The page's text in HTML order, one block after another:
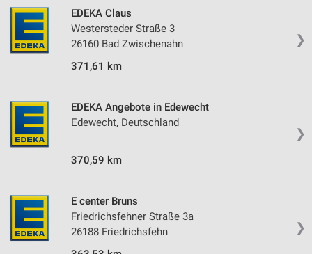
❯
EDEKA Claus
Westersteder Straße 3
26160 Bad Zwischenahn
371,61 km
❯
EDEKA Angebote in Edewecht
Edewecht, Deutschland
370,59 km
❯
E center Bruns
Friedrichsfehner Straße 3a
26188 Friedrichsfehn